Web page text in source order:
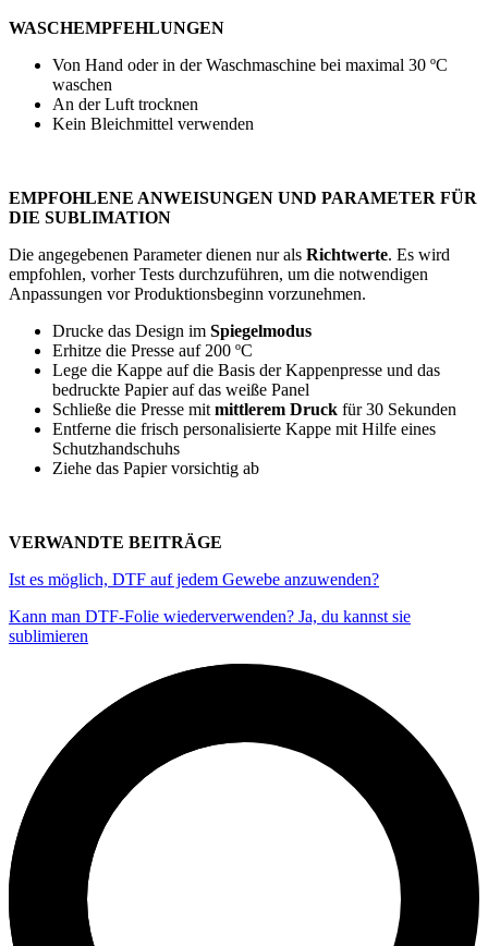
WASCHEMPFEHLUNGEN
Von Hand oder in der Waschmaschine bei maximal 30 ºC
waschen
An der Luft trocknen
Kein Bleichmittel verwenden
EMPFOHLENE ANWEISUNGEN UND PARAMETER FÜR
DIE SUBLIMATION
Die angegebenen Parameter dienen nur als Richtwerte. Es wird
empfohlen, vorher Tests durchzuführen, um die notwendigen
Anpassungen vor Produktionsbeginn vorzunehmen.
Drucke das Design im Spiegelmodus
Erhitze die Presse auf200 ºC
Lege die Kappe auf die Basis der Kappenpresse und das
bedruckte Papier auf das weiße Panel
Schließe die Presse mitmittlerem Druck für30 Sekunden
Entferne die frisch personalisierte Kappe mit Hilfe eines
Schutzhandschuhs
Ziehe das Papier vorsichtig ab
VERWANDTE BEITRÄGE
Ist es möglich, DTF auf jedem Gewebe anzuwenden?
Kann man DTF-Folie wiederverwenden? Ja, du kannst sie
sublimieren